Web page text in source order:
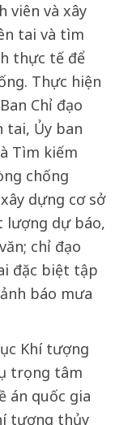
viên và xây
tai và tìm
thực tế để
Thực hiện
Chỉ đạo
tai, Ủy ban
Tìm kiếm
chống
dựng cơ sở
lượng dự báo,
chỉ đạo
đặc biệt tập
báo mưa
Khí tượng
trọng tâm
án quốc gia
tượng thủy